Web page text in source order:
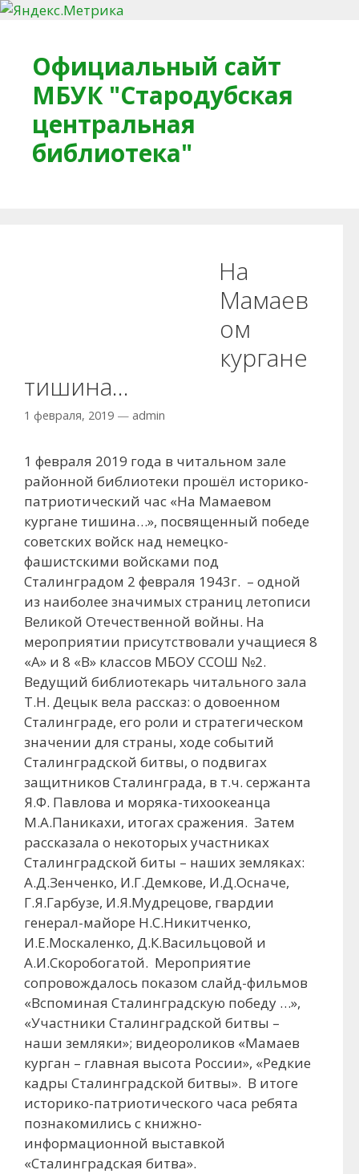
Официальный сайт
МБУК "Стародубская
центральная
библиотека"
На
Мамаев
ом
кургане
тишина…
1 февраля, 2019 — admin
1 февраля 2019 года в читальном зале
районной библиотеки прошёл историко-
патриотический час «На Мамаевом
кургане тишина…», посвященный победе
советских войск над немецко-
фашистскими войсками под
Сталинградом 2 февраля 1943г. – одной
из наиболее значимых страниц летописи
Великой Отечественной войны. На
мероприятии присутствовали учащиеся 8
«А» и 8 «В» классов МБОУ ССОШ №2.
Ведущий библиотекарь читального зала
Т.Н. Децык вела рассказ: о довоенном
Сталинграде, его роли и стратегическом
значении для страны, ходе событий
Сталинградской битвы, о подвигах
защитников Сталинграда, в т.ч. сержанта
Я.Ф. Павлова и моряка-тихоокеанца
М.А.Паникахи, итогах сражения. Затем
рассказала о некоторых участниках
Сталинградской биты – наших земляках:
А.Д.Зенченко, И.Г.Демкове, И.Д.Осначе,
Г.Я.Гарбузе, И.Я.Мудрецове, гвардии
генерал-майоре Н.С.Никитченко,
И.Е.Москаленко, Д.К.Васильцовой и
А.И.Скоробогатой. Мероприятие
сопровождалось показом слайд-фильмов
«Вспоминая Сталинградскую победу …»,
«Участники Сталинградской битвы –
наши земляки»; видеороликов «Мамаев
курган – главная высота России», «Редкие
кадры Сталинградской битвы». В итоге
историко-патриотического часа ребята
познакомились с книжно-
информационной выставкой
«Сталинградская битва».